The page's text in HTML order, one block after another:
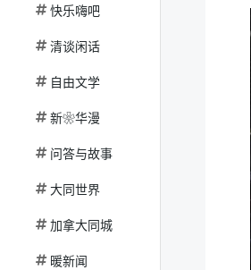
快乐嗨吧
清谈闲话
自由文学
新❀华漫
问答与故事
大同世界
加拿大同城
暖新闻